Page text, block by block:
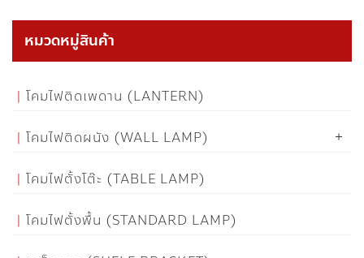
หมวดหมู่สินค้า
โคมไฟติดเพดาน (LANTERN)
โคมไฟติดผนัง (WALL LAMP)
โคมไฟตั้งโต๊ะ (TABLE LAMP)
โคมไฟตั้งพื้น (STANDARD LAMP)